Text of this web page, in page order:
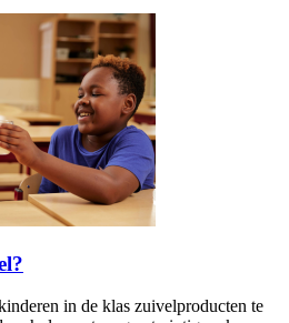
in de klas zuivelproducten te